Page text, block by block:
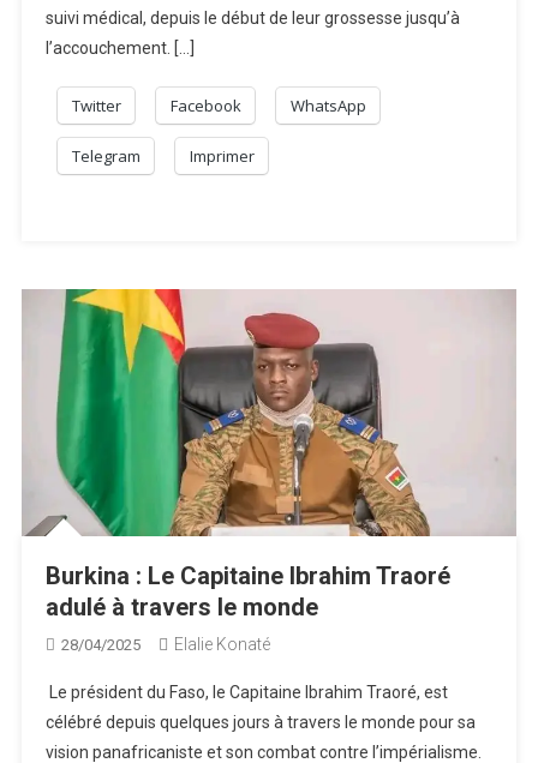
suivi médical, depuis le début de leur grossesse jusqu’à
l’accouchement. […]
Twitter Facebook WhatsApp
Telegram Imprimer
Burkina : Le Capitaine Ibrahim Traoré
adulé à travers le monde
28/04/2025 Elalie Konaté
Le président du Faso, le Capitaine Ibrahim Traoré, est
célébré depuis quelques jours à travers le monde pour sa
vision panafricaniste et son combat contre l’impérialisme.